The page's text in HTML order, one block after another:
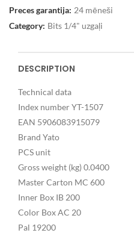
Preces garantija: 24 mēneši
Category: Bits 1/4" uzgaļi
DESCRIPTION
Technical data
Index number YT-1507
EAN 5906083915079
Brand Yato
PCS unit
Gross weight (kg) 0.0400
Master Carton MC 600
Inner Box IB 200
Color Box AC 20
Pal 19200